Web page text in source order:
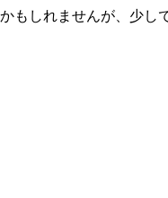
もしれませんが、少